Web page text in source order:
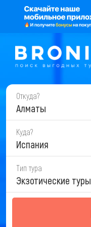
Откуда?
Алматы
Куда?
Испания
Тип тура
Экзотические туры